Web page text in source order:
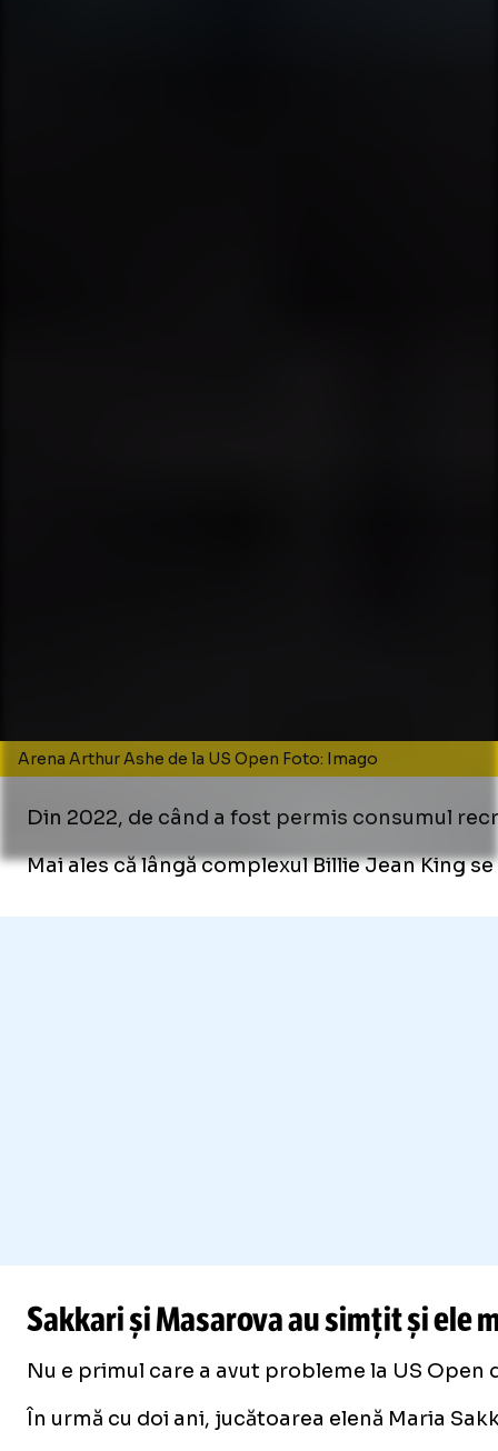
Arena Arthur Ashe de la US Open Foto: Imago
Din 2022, de când a fost permis consumul
Mai ales că lângă complexul Billie Jean King
Sakkari și Masarova au simțit și ele
Nu e primul care a avut probleme la US Open
În urmă cu doi ani, jucătoarea elenă Maria